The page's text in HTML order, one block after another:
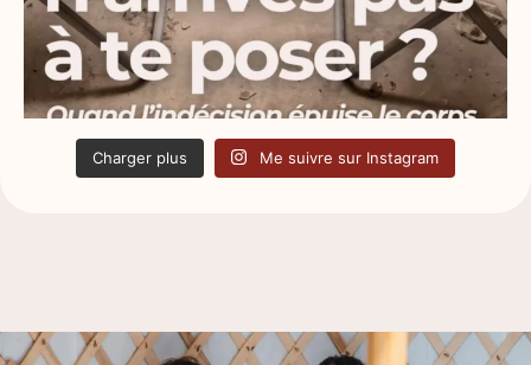
Charger plus Me suivre sur Instagram